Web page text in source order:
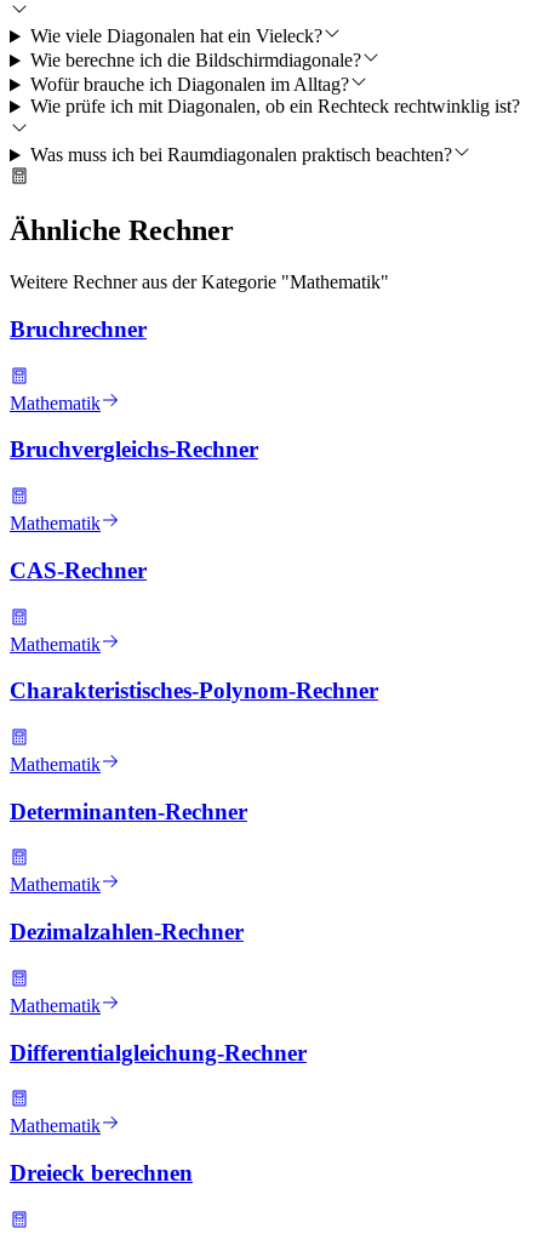
Wie viele Diagonalen hat ein Vieleck?
Wie berechne ich die Bildschirmdiagonale?
Wofür brauche ich Diagonalen im Alltag?
Wie prüfe ich mit Diagonalen, ob ein Rechteck rechtwinklig ist?
Was muss ich bei Raumdiagonalen praktisch beachten?
Ähnliche Rechner
Weitere Rechner aus der Kategorie "Mathematik"
Bruchrechner
Mathematik
Bruchvergleichs-Rechner
Mathematik
CAS-Rechner
Mathematik
Charakteristisches-Polynom-Rechner
Mathematik
Determinanten-Rechner
Mathematik
Dezimalzahlen-Rechner
Mathematik
Differentialgleichung-Rechner
Mathematik
Dreieck berechnen